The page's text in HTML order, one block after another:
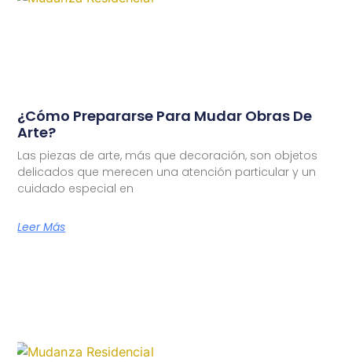
¿Cómo Prepararse Para Mudar Obras De
Arte?
Las piezas de arte, más que decoración, son objetos
delicados que merecen una atención particular y un
cuidado especial en
Leer Más